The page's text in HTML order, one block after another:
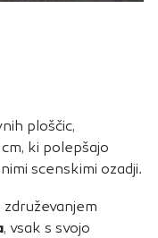
ploščic,
ki polepšajo
scenskimi ozadji.
, vsak s svojo